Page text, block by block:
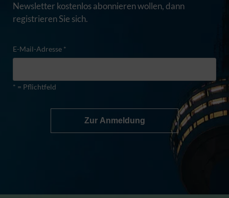
Newsletter kostenlos abonnieren wollen, dann
registrieren Sie sich.
E-Mail-Adresse *
* = Pflichtfeld
Zur Anmeldung